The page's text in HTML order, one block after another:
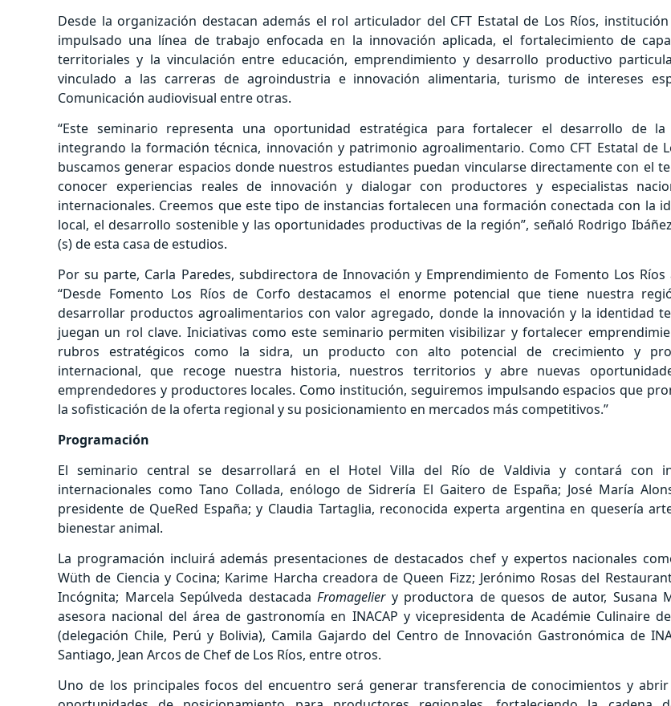
Desde la organización destacan además el rol articulador del CFT Estatal de Los Ríos,
impulsado una línea de trabajo enfocada en la innovación aplicada, el fortalecimiento de
territoriales y la vinculación entre educación, emprendimiento y desarrollo productivo
vinculado a las carreras de agroindustria e innovación alimentaria, turismo de intereses
Comunicación audiovisual entre otras.
“Este seminario representa una oportunidad estratégica para fortalecer el desarrollo de la
integrando la formación técnica, innovación y patrimonio agroalimentario. Como CFT Estatal de
buscamos generar espacios donde nuestros estudiantes puedan vincularse directamente con el
conocer experiencias reales de innovación y dialogar con productores y especialistas
internacionales. Creemos que este tipo de instancias fortalecen una formación conectada con la
local, el desarrollo sostenible y las oportunidades productivas de la región”, señaló Rodrigo
(s) de esta casa de estudios.
Por su parte, Carla Paredes, subdirectora de Innovación y Emprendimiento de Fomento Los Ríos
“Desde Fomento Los Ríos de Corfo destacamos el enorme potencial que tiene nuestra
desarrollar productos agroalimentarios con valor agregado, donde la innovación y la identidad
juegan un rol clave. Iniciativas como este seminario permiten visibilizar y fortalecer
rubros estratégicos como la sidra, un producto con alto potencial de crecimiento y
internacional, que recoge nuestra historia, nuestros territorios y abre nuevas
emprendedores y productores locales. Como institución, seguiremos impulsando espacios que
la sofisticación de la oferta regional y su posicionamiento en mercados más competitivos.”
Programación
El seminario central se desarrollará en el Hotel Villa del Río de Valdivia y contará con
internacionales como Tano Collada, enólogo de Sidrería El Gaitero de España; José María
presidente de QueRed España; y Claudia Tartaglia, reconocida experta argentina en quesería
bienestar animal.
La programación incluirá además presentaciones de destacados chef y expertos nacionales
Wüth de Ciencia y Cocina; Karime Harcha creadora de Queen Fizz; Jerónimo Rosas del
Incógnita; Marcela Sepúlveda destacada Fromageliery productora de quesos de autor, Susana
asesora nacional del área de gastronomía en INACAP y vicepresidenta de Académie Culinaire
(delegación Chile, Perú y Bolivia), Camila Gajardo del Centro de Innovación Gastronómica de
Santiago, Jean Arcos de Chef de Los Ríos, entre otros.
Uno de los principales focos del encuentro será generar transferencia de conocimientos y abrir